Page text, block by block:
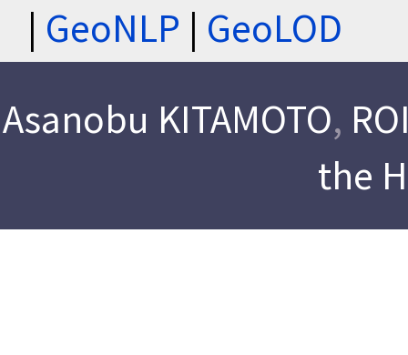
| GeoNLP | GeoLOD
Asanobu KITAMOTO,
the